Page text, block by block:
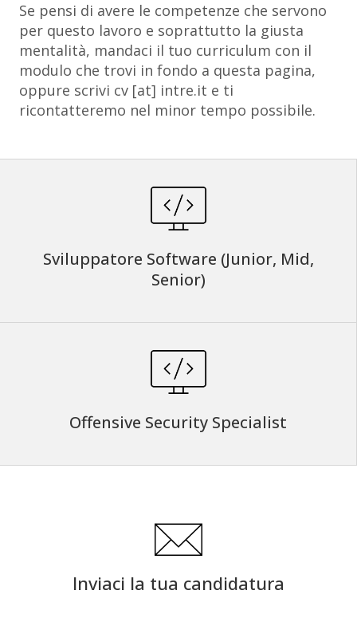
Se pensi di avere le competenze che servono
per questo lavoro e soprattutto la giusta
mentalità, mandaci il tuo curriculum con il
modulo che trovi in fondo a questa pagina,
oppure scrivi cv [at] intre.it e ti
ricontatteremo nel minor tempo possibile.
Sviluppatore Software (Junior, Mid,
Senior)
Offensive Security Specialist
Inviaci la tua candidatura